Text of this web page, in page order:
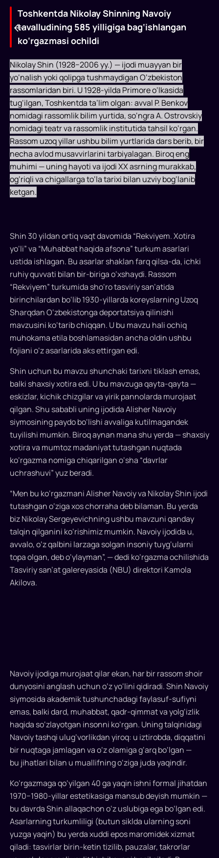
Toshkentda
Nikolay
Shinning
Navoiy
tavalludining
585
bag‘ishlangan
ko‘rgazmasi
ochildi
NBU
galereyasida
“Alisher
Navoiy.
Davrlar
muloqoti”
ko‘rgazmasi
boshladi.
Sharq
mumtoz
she’riyati
rassomning
shaxsiy
hayoti
qanday
ta’sir
qilganini
ko‘rsatadi.
Gazeta
obzorchisi
Dmitriy
Povarov
Nikolay
xotiralari
aks
etganiga
e’tibor
qaratdi.
Toshkentda Nikolay Shinning Navoiy
tavalludining 585 yilligiga bag‘ishlangan
ko‘rgazmasi ochildi
Nikolay Shin (1928−2006 yy.) — ijodi muayyan bir
yo‘nalish yoki qolipga tushmaydigan O‘zbekiston
rassomlaridan biri. U 1928-yilda Primore o‘lkasida
tug‘ilgan, Toshkentda ta’lim olgan: avval P. Benkov
nomidagi rassomlik bilim yurtida, so‘ngra A. Ostrovskiy
nomidagi teatr va rassomlik institutida tahsil ko‘rgan.
Rassom uzoq yillar ushbu bilim yurtlarida dars berib, bir
necha avlod musavvirlarini tarbiyalagan. Biroq eng
muhimi — uning hayoti va ijodi XX asrning murakkab,
og‘riqli va chigallarga to‘la tarixi bilan uzviy bog‘lanib
ketgan.
Shin 30 yildan ortiq vaqt davomida “Rekviyem. Xotira
yo‘li” va “Muhabbat haqida afsona” turkum asarlari
ustida ishlagan. Bu asarlar shaklan farq qilsa-da, ichki
ruhiy quvvati bilan bir-biriga o‘xshaydi. Rassom
“Rekviyem” turkumida sho‘ro tasviriy san’atida
birinchilardan bo‘lib 1930-yillarda koreyslarning Uzoq
Sharqdan O‘zbekistonga deportatsiya qilinishi
mavzusini ko‘tarib chiqqan. U bu mavzu hali ochiq
muhokama etila boshlamasidan ancha oldin ushbu
fojiani o‘z asarlarida aks ettirgan edi.
Shin uchun bu mavzu shunchaki tarixni tiklash emas,
balki shaxsiy xotira edi. U bu mavzuga qayta-qayta —
eskizlar, kichik chizgilar va yirik pannolarda murojaat
qilgan. Shu sababli uning ijodida Alisher Navoiy
siymosining paydo bo‘lishi avvaliga kutilmagandek
tuyilishi mumkin. Biroq aynan mana shu yerda — shaxsiy
xotira va mumtoz madaniyat tutashgan nuqtada
ko‘rgazma nomiga chiqarilgan o‘sha “davrlar
uchrashuvi” yuz beradi.
“Men bu ko‘rgazmani Alisher Navoiy va Nikolay Shin ijodi
tutashgan o‘ziga xos chorraha deb bilaman. Bu yerda
biz Nikolay Sergeyevichning ushbu mavzuni qanday
talqin qilganini ko‘rishimiz mumkin. Navoiy ijodida u,
avvalo, o‘z qalbini larzaga solgan insoniy tuyg‘ularni
topa olgan, deb o‘ylayman”, — dedi ko‘rgazma ochilishida
Tasviriy san’at galereyasida (NBU) direktori Kamola
Akilova.
Navoiy ijodiga murojaat qilar ekan, har bir rassom shoir
dunyosini anglash uchun o‘z yo‘lini qidiradi. Shin Navoiy
siymosida akademik tushunchadagi faylasuf-sufiyni
emas, balki dard, muhabbat, qadr-qimmat va yolg‘izlik
haqida so‘zlayotgan insonni ko‘rgan. Uning talqinidagi
Navoiy tashqi ulug‘vorlikdan yiroq: u iztirobda, diqqatini
bir nuqtaga jamlagan va o‘z olamiga g‘arq bo‘lgan —
bu jihatlari bilan u muallifning o‘ziga juda yaqindir.
Ko‘rgazmaga qo‘yilgan 40 ga yaqin ishni formal jihatdan
1970−1980-yillar estetikasiga mansub deyish mumkin —
bu davrda Shin allaqachon o‘z uslubiga ega bo‘lgan edi.
Asarlarning turkumliligi (butun siklda ularning soni
yuzga yaqin) bu yerda xuddi epos maromidek xizmat
qiladi: tasvirlar birin-ketin tizilib, pauzalar, takrorlar